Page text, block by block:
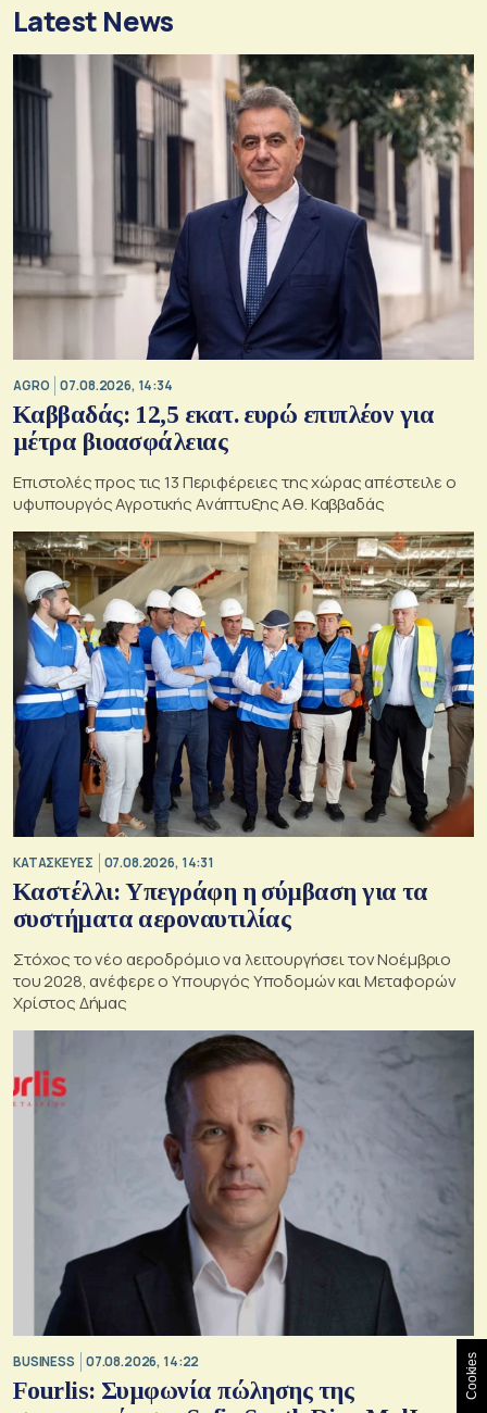
Latest News
AGRO 07.08.2026, 14:34
Καββαδάς: 12,5 εκατ. ευρώ επιπλέον για
μέτρα βιοασφάλειας
Επιστολές προς τις 13 Περιφέρειες της χώρας απέστειλε ο
υφυπουργός Αγροτικής Ανάπτυξης Αθ. Καββαδάς
ΚΑΤΑΣΚΕΥΕΣ 07.08.2026, 14:31
Καστέλλι: Υπεγράφη η σύμβαση για τα
συστήματα αεροναυτιλίας
Στόχος το νέο αεροδρόμιο να λειτουργήσει τον Νοέμβριο
του 2028, ανέφερε ο Υπουργός Υποδομών και Μεταφορών
Χρίστος Δήμας
BUSINESS 07.08.2026, 14:22
Fourlis: Συμφωνία πώλησης της
Cookies